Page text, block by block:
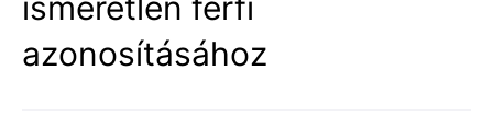
azonosításához